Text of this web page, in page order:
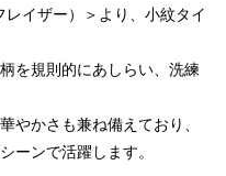
イザー）＞より、小紋タイ
を規則的にあしらい、洗練
やかさも兼ね備えており、
ーンで活躍します。